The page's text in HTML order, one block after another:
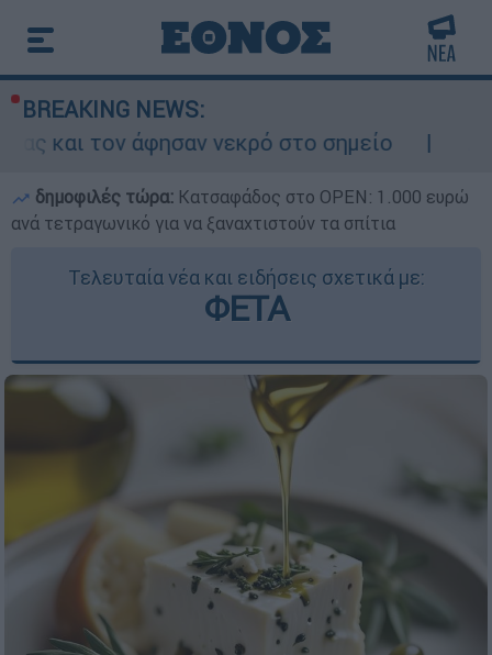
BREAKING NEWS:
νεκρό στο σημείο
Δίωξη για
δημοφιλές τώρα: Κατσαφάδος στο OPEN: 1.000 ευρώ
ανά τετραγωνικό για να ξαναχτιστούν τα σπίτια
Τελευταία νέα και ειδήσεις σχετικά με:
ΦΕΤΑ